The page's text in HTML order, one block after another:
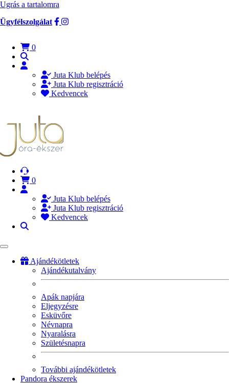
Ugrás a tartalomra
Ügyfélszolgálat
0
Juta Klub belépés
Juta Klub regisztráció
Kedvencek
0
Juta Klub belépés
Juta Klub regisztráció
Kedvencek
Ajándékötletek
Ajándékutalvány
Apák napjára
Eljegyzésre
Esküvőre
Névnapra
Nyaralásra
Születésnapra
További ajándékötletek
Pandora ékszerek